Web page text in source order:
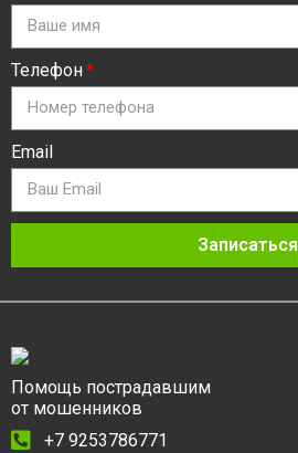
Телефон
Email
Записаться
Помощь пострадавшим
от мошенников
+7 9253786771